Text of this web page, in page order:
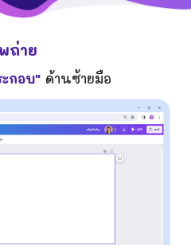
ถ่าย
กอบ" ด้านซ้ายมือ